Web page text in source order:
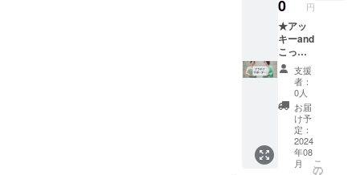
名前を
は８月
公演時
のお届
けとな
り、そ
れ以外
は10月
以降の
お届け
予定で
す。
前を掲
考欄に
掲示す
る支援
者様の
お名前
を記載
くださ
い 【掲
示期
間】
HP：
ページ
と名入
れ。て
ぬぐい
サイズ
90cm×
30cm)
在庫に
よりデ
ザイン
が変更
になる
場合が
ござい
非公開
ページ
閲覧用
URLを
送付) ●
サイン
入り台
本(アッ
キー、
こっ
ちゃ
ん)：宛
名をご
メー
ル：視
聴URL
送付。
期間限
定配
信：
2024年
10月1日
~12月
31日) ●
稽古
場‟裏″
費を頂
戴しま
す。公
序良俗
に反す
る内容
はお請
けでき
ませ
ん。
ーーー
ーー ●
アッ
0 円
★アッ
キーand
こっ
ちゃん
が支援
者様の
PR大使
として
活動(1
年間)※
内容は
追って
支援
者：
0人
お届
け予
定：
2024
年08
月
こ
の